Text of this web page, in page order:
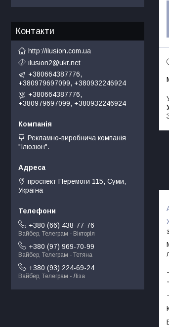
Контакти
http://ilusion.com.ua
ilusion2@ukr.net
+380664387776,
+380979697099, +380932246924
+380664387776,
+380979697099, +380932246924
Рекламно-виробнича компанія
"Ілюзіон".
проспект Перемоги 115, Суми,
Україна
+380 (66) 438-77-76
Вайбер, Телеграм - Вікторія
+380 (97) 969-70-99
Вайбер, Телеграм - Тетяна
+380 (93) 224-69-24
Вайбер, Телеграм - Ліза